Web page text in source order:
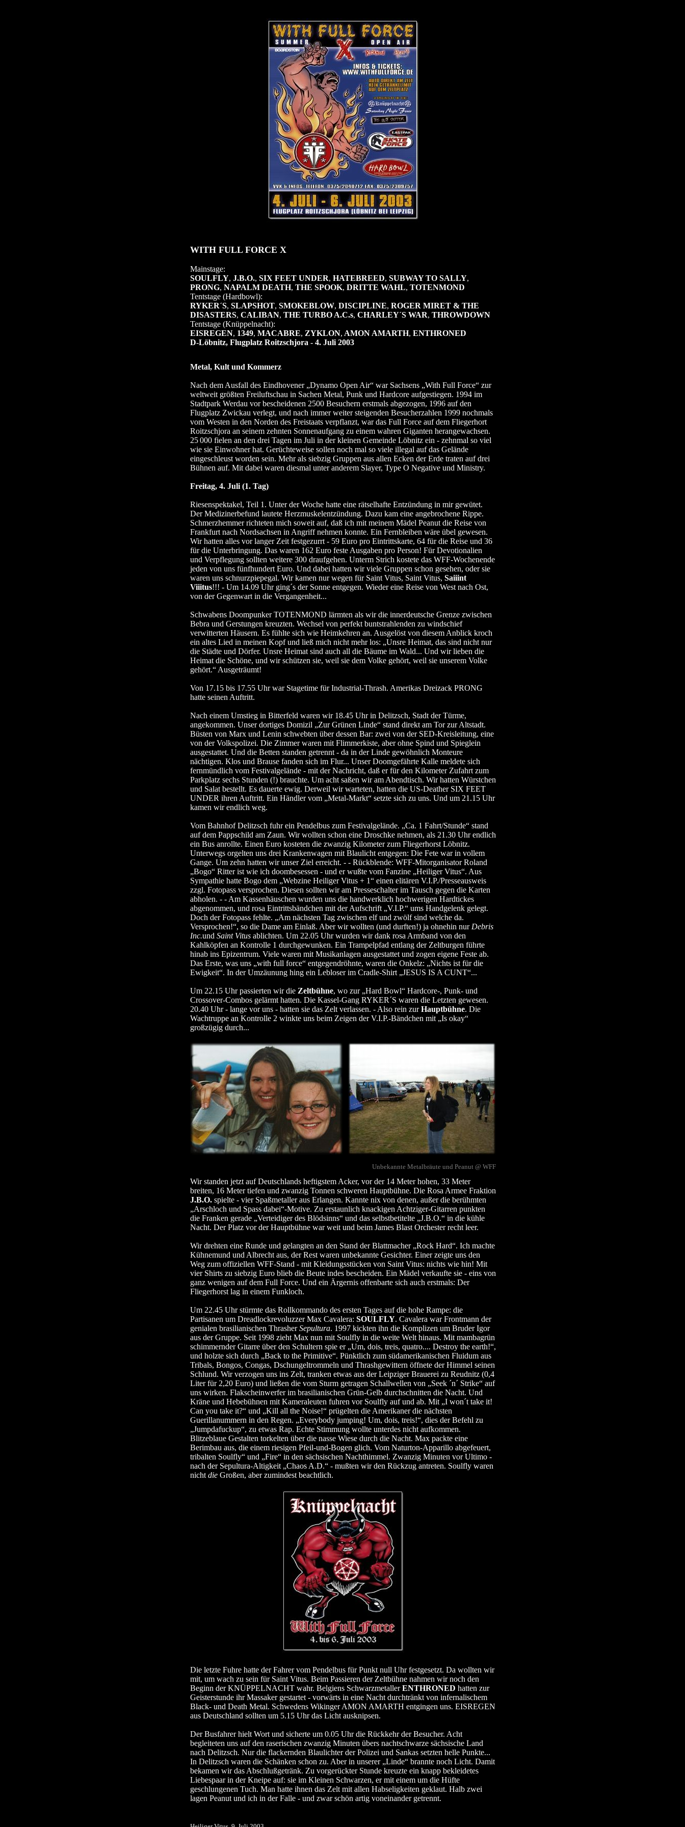
WITH FULL FORCE X
Mainstage:
SOULFLY, J.B.O., SIX FEET UNDER, HATEBREED, SUBWAY TO SALLY,
PRONG, NAPALM DEATH, THE SPOOK, DRITTE WAHL, TOTENMOND
Tentstage (Hardbowl):
RYKER´S, SLAPSHOT, SMOKEBLOW, DISCIPLINE, ROGER MIRET & THE
DISASTERS, CALIBAN, THE TURBO A.C.s, CHARLEY´S WAR, THROWDOWN
Tentstage (Knüppelnacht):
EISREGEN, 1349, MACABRE, ZYKLON, AMON AMARTH, ENTHRONED
D-Löbnitz, Flugplatz Roitzschjora - 4. Juli 2003
Metal, Kult und Kommerz
Nach dem Ausfall des Eindhovener „Dynamo Open Air“ war Sachsens „With Full Force“ zur
weltweit größten Freiluftschau in Sachen Metal, Punk und Hardcore aufgestiegen. 1994 im
Stadtpark Werdau vor bescheidenen 2500 Besuchern erstmals abgezogen, 1996 auf den
Flugplatz Zwickau verlegt, und nach immer weiter steigenden Besucherzahlen 1999 nochmals
vom Westen in den Norden des Freistaats verpflanzt, war das Full Force auf dem Fliegerhort
Roitzschjora an seinem zehnten Sonnenaufgang zu einem wahren Giganten herangewachsen.
25 000 fielen an den drei Tagen im Juli in der kleinen Gemeinde Löbnitz ein - zehnmal so viel
wie sie Einwohner hat. Gerüchteweise sollen noch mal so viele illegal auf das Gelände
eingeschleust worden sein. Mehr als siebzig Gruppen aus allen Ecken der Erde traten auf drei
Bühnen auf. Mit dabei waren diesmal unter anderem Slayer, Type O Negative und Ministry.
Freitag, 4. Juli (1. Tag)
Riesenspektakel, Teil 1. Unter der Woche hatte eine rätselhafte Entzündung in mir gewütet.
Der Medizinerbefund lautete Herzmuskelentzündung. Dazu kam eine angebrochene Rippe.
Schmerzhemmer richteten mich soweit auf, daß ich mit meinem Mädel Peanut die Reise von
Frankfurt nach Nordsachsen in Angriff nehmen konnte. Ein Fernbleiben wäre übel gewesen.
Wir hatten alles vor langer Zeit festgezurrt - 59 Euro pro Eintrittskarte, 64 für die Reise und 36
für die Unterbringung. Das waren 162 Euro feste Ausgaben pro Person! Für Devotionalien
und Verpflegung sollten weitere 300 draufgehen. Unterm Strich kostete das WFF-Wochenende
jeden von uns fünfhundert Euro. Und dabei hatten wir viele Gruppen schon gesehen, oder sie
waren uns schnurzpiepegal. Wir kamen nur wegen für Saint Vitus, Saint Vitus, Saiiint
Viiitus!!! - Um 14.09 Uhr ging´s der Sonne entgegen. Wieder eine Reise von West nach Ost,
von der Gegenwart in die Vergangenheit...
Schwabens Doompunker TOTENMOND lärmten als wir die innerdeutsche Grenze zwischen
Bebra und Gerstungen kreuzten. Wechsel von perfekt buntstrahlenden zu windschief
verwitterten Häusern. Es fühlte sich wie Heimkehren an. Ausgelöst von diesem Anblick kroch
ein altes Lied in meinen Kopf und ließ mich nicht mehr los: „Unsre Heimat, das sind nicht nur
die Städte und Dörfer. Unsre Heimat sind auch all die Bäume im Wald... Und wir lieben die
Heimat die Schöne, und wir schützen sie, weil sie dem Volke gehört, weil sie unserem Volke
gehört.“ Ausgeträumt!
Von 17.15 bis 17.55 Uhr war Stagetime für Industrial-Thrash. Amerikas Dreizack PRONG
hatte seinen Auftritt.
Nach einem Umstieg in Bitterfeld waren wir 18.45 Uhr in Delitzsch, Stadt der Türme,
angekommen. Unser dortiges Domizil „Zur Grünen Linde“ stand direkt am Tor zur Altstadt.
Büsten von Marx und Lenin schwebten über dessen Bar: zwei von der SED-Kreisleitung, eine
von der Volkspolizei. Die Zimmer waren mit Flimmerkiste, aber ohne Spind und Spieglein
ausgestattet. Und die Betten standen getrennt - da in der Linde gewöhnlich Monteure
nächtigen. Klos und Brause fanden sich im Flur... Unser Doomgefährte Kalle meldete sich
fernmündlich vom Festivalgelände - mit der Nachricht, daß er für den Kilometer Zufahrt zum
Parkplatz sechs Stunden (!) brauchte. Um acht saßen wir am Abendtisch. Wir hatten Würstchen
und Salat bestellt. Es dauerte ewig. Derweil wir warteten, hatten die US-Deather SIX FEET
UNDER ihren Auftritt. Ein Händler vom „Metal-Markt“ setzte sich zu uns. Und um 21.15 Uhr
kamen wir endlich weg.
Vom Bahnhof Delitzsch fuhr ein Pendelbus zum Festivalgelände. „Ca. 1 Fahrt/Stunde“ stand
auf dem Pappschild am Zaun. Wir wollten schon eine Droschke nehmen, als 21.30 Uhr endlich
ein Bus anrollte. Einen Euro kosteten die zwanzig Kilometer zum Fliegerhorst Löbnitz.
Unterwegs orgelten uns drei Krankenwagen mit Blaulicht entgegen: Die Fete war in vollem
Gange. Um zehn hatten wir unser Ziel erreicht. - - Rückblende: WFF-Mitorganisator Roland
„Bogo“ Ritter ist wie ich doombesessen - und er wußte vom Fanzine „Heiliger Vitus“. Aus
Sympathie hatte Bogo dem „Webzine Heiliger Vitus + 1“ einen elitären V.I.P./Presseausweis
zzgl. Fotopass versprochen. Diesen sollten wir am Presseschalter im Tausch gegen die Karten
abholen. - - Am Kassenhäuschen wurden uns die handwerklich hochwerigen Hardtickes
abgenommen, und rosa Eintrittsbändchen mit der Aufschrift „V.I.P.“ ums Handgelenk gelegt.
Doch der Fotopass fehlte. „Am nächsten Tag zwischen elf und zwölf sind welche da.
Versprochen!“, so die Dame am Einlaß. Aber wir wollten (und durften!) ja ohnehin nur Debris
Inc.und Saint Vitusablichten. Um 22.05 Uhr wurden wir dank rosa Armband von den
Kahlköpfen an Kontrolle 1 durchgewunken. Ein Trampelpfad entlang der Zeltburgen führte
hinab ins Epizentrum. Viele waren mit Musikanlagen ausgestattet und zogen eigene Feste ab.
Das Erste, was uns „with full force“ entgegendröhnte, waren die Onkelz: „Nichts ist für die
Ewigkeit“. In der Umzäunung hing ein Lebloser im Cradle-Shirt „JESUS IS A CUNT“...
Um 22.15 Uhr passierten wir die Zeltbühne, wo zur „Hard Bowl“ Hardcore-, Punk- und
Crossover-Combos gelärmt hatten. Die Kassel-Gang RYKER´S waren die Letzten gewesen.
20.40 Uhr - lange vor uns - hatten sie das Zelt verlassen. - Also rein zurHauptbühne. Die
Wachtruppe an Kontrolle 2 winkte uns beim Zeigen der V.I.P.-Bändchen mit „Is okay“
großzügig durch...
Unbekannte Metalbräute und Peanut @ WFF
Wir standen jetzt auf Deutschlands heftigstem Acker, vor der 14 Meter hohen, 33 Meter
breiten, 16 Meter tiefen und zwanzig Tonnen schweren Hauptbühne. Die Rosa Armee Fraktion
J.B.O.spielte - vier Spaßmetaller aus Erlangen. Kannte nix von denen, außer die berühmten
„Arschloch und Spass dabei“-Motive. Zu erstaunlich knackigen Achtziger-Gitarren punkten
die Franken gerade „Verteidiger des Blödsinns“ und das selbstbetitelte „J.B.O.“ in die kühle
Nacht. Der Platz vor der Hauptbühne war weit und beim James Blast Orchester recht leer.
Wir drehten eine Runde und gelangten an den Stand der Blattmacher „Rock Hard“. Ich machte
Kühnemund und Albrecht aus, der Rest waren unbekannte Gesichter. Einer zeigte uns den
Weg zum offiziellen WFF-Stand - mit Kleidungsstücken von Saint Vitus: nichts wie hin! Mit
vier Shirts zu siebzig Euro blieb die Beute indes bescheiden. Ein Mädel verkaufte sie - eins von
ganz wenigen auf dem Full Force. Und ein Ärgernis offenbarte sich auch erstmals: Der
Fliegerhorst lag in einem Funkloch.
Um 22.45 Uhr stürmte das Rollkommando des ersten Tages auf die hohe Rampe: die
Partisanen um Dreadlockrevoluzzer Max Cavalera: SOULFLY. Cavalera war Frontmann der
genialen brasilianischen ThrasherSepultura. 1997 kickten ihn die Komplizen um Bruder Igor
aus der Gruppe. Seit 1998 zieht Max nun mit Soulfly in die weite Welt hinaus. Mit mambagrün
schimmernder Gitarre über den Schultern spie er „Um, dois, treis, quatro.... Destroy the earth!“,
und holzte sich durch „Back to the Primitive“. Pünktlich zum südamerikanischen Fluidum aus
Tribals, Bongos, Congas, Dschungeltrommeln und Thrashgewittern öffnete der Himmel seinen
Schlund. Wir verzogen uns ins Zelt, tranken etwas aus der Leipziger Brauerei zu Reudnitz (0,4
Liter für 2,20 Euro) und ließen die vom Sturm getragen Schallwellen von „Seek ´n´ Strike“ auf
uns wirken. Flakscheinwerfer im brasilianischen Grün-Gelb durchschnitten die Nacht. Und
Kräne und Hebebühnen mit Kameraleuten fuhren vor Soulfly auf und ab. Mit „I won´t take it!
Can you take it?“ und „Kill all the Noise!“ prügelten die Amerikaner die nächsten
Guerillanummern in den Regen. „Everybody jumping! Um, dois, treis!“, dies der Befehl zu
„Jumpdafuckup“, zu etwas Rap. Echte Stimmung wollte unterdes nicht aufkommen.
Blitzeblaue Gestalten torkelten über die nasse Wiese durch die Nacht. Max packte eine
Berimbau aus, die einem riesigen Pfeil-und-Bogen glich. Vom Naturton-Apparillo abgefeuert,
tribalten Soulfly“ und „Fire“ in den sächsischen Nachthimmel. Zwanzig Minuten vor Ultimo -
nach der Sepultura-Altigkeit „Chaos A.D.“ - mußten wir den Rückzug antreten. Soulfly waren
nicht dieGroßen, aber zumindest beachtlich.
Die letzte Fuhre hatte der Fahrer vom Pendelbus für Punkt null Uhr festgesetzt. Da wollten wir
mit, um wach zu sein für Saint Vitus. Beim Passieren der Zeltbühne nahmen wir noch den
Beginn der KNÜPPELNACHT wahr. Belgiens SchwarzmetallerENTHRONED hatten zur
Geisterstunde ihr Massaker gestartet - vorwärts in eine Nacht durchtränkt von infernalischem
Black- und Death Metal. Schwedens Wikinger AMON AMARTH entgingen uns. EISREGEN
aus Deutschland sollten um 5.15 Uhr das Licht ausknipsen.
Der Busfahrer hielt Wort und sicherte um 0.05 Uhr die Rückkehr der Besucher. Acht
begleiteten uns auf den raserischen zwanzig Minuten übers nachtschwarze sächsische Land
nach Delitzsch. Nur die flackernden Blaulichter der Polizei und Sankas setzten helle Punkte...
In Delitzsch waren die Schänken schon zu. Aber in unserer „Linde“ brannte noch Licht. Damit
bekamen wir das Abschlußgetränk. Zu vorgerückter Stunde kreuzte ein knapp bekleidetes
Liebespaar in der Kneipe auf: sie im Kleinen Schwarzen, er mit einem um die Hüfte
geschlungenen Tuch. Man hatte ihnen das Zelt mit allen Habseligkeiten geklaut. Halb zwei
lagen Peanut und ich in der Falle - und zwar schön artig voneinander getrennt.